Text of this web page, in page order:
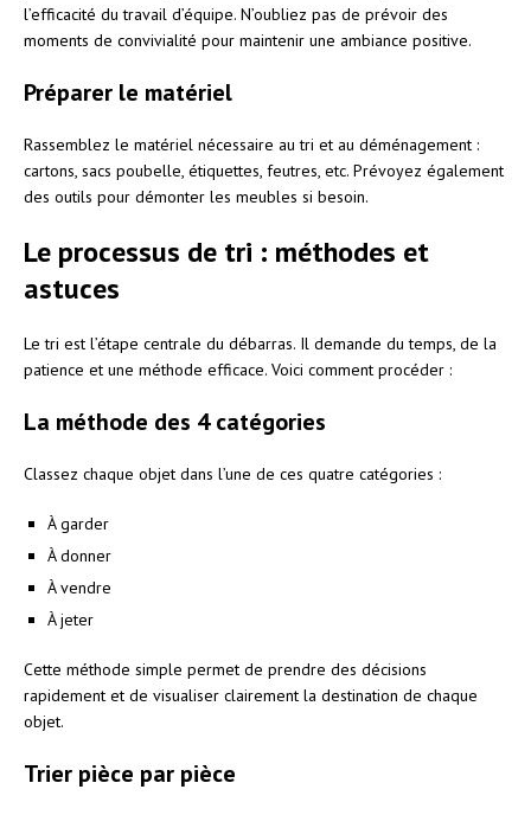
l’efficacité du travail d’équipe. N’oubliez pas de prévoir des
moments de convivialité pour maintenir une ambiance positive.
Préparer le matériel
Rassemblez le matériel nécessaire au tri et au déménagement :
cartons, sacs poubelle, étiquettes, feutres, etc. Prévoyez également
des outils pour démonter les meubles si besoin.
Le processus de tri : méthodes et
astuces
Le tri est l’étape centrale du débarras. Il demande du temps, de la
patience et une méthode efficace. Voici comment procéder :
La méthode des 4 catégories
Classez chaque objet dans l’une de ces quatre catégories :
À garder
À donner
À vendre
À jeter
Cette méthode simple permet de prendre des décisions
rapidement et de visualiser clairement la destination de chaque
objet.
Trier pièce par pièce